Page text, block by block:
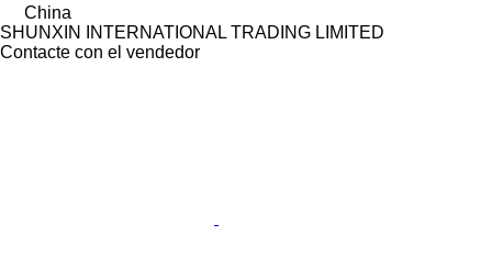
China
SHUNXIN INTERNATIONAL TRADING LIMITED
Contacte con el vendedor